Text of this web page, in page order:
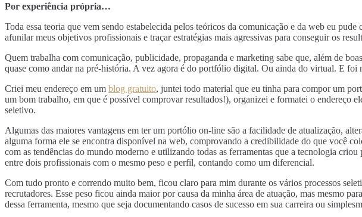
Por experiência própria…
Toda essa teoria que vem sendo estabelecida pelos teóricos da comunicação e da web eu
afunilar meus objetivos profissionais e traçar estratégias mais agressivas para conseguir os
Quem trabalha com comunicação, publicidade, propaganda e marketing sabe que, além de
quase como andar na pré-história. A vez agora é do portfólio digital. Ou ainda do virtual. E foi
Criei meu endereço em um blog gratuito, juntei todo material que eu tinha para compor um
um bom trabalho, em que é possível comprovar resultados!), organizei e formatei o
seletivo.
Algumas das maiores vantagens em ter um portólio on-line são a facilidade de atualização,
alguma forma ele se encontra disponível na web, comprovando a credibilidade do que você
com as tendências do mundo moderno e utilizando todas as ferramentas que a tecnologia
entre dois profissionais com o mesmo peso e perfil, contando como um diferencial.
Com tudo pronto e correndo muito bem, ficou claro para mim durante os vários processos
recrutadores. Esse peso ficou ainda maior por causa da minha área de atuação, mas mesmo
dessa ferramenta, mesmo que seja documentando casos de sucesso em sua carreira ou